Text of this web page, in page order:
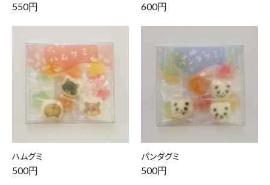
550円 600円
ハムグミ
500円
パンダグミ
500円